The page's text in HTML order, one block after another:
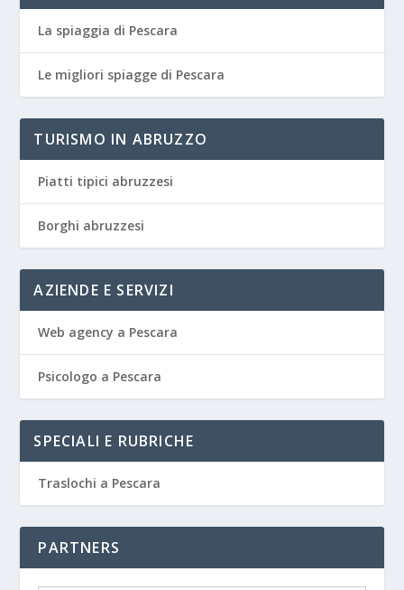
La spiaggia di Pescara
Le migliori spiagge di Pescara
TURISMO IN ABRUZZO
Piatti tipici abruzzesi
Borghi abruzzesi
AZIENDE E SERVIZI
Web agency a Pescara
Psicologo a Pescara
SPECIALI E RUBRICHE
Traslochi a Pescara
PARTNERS